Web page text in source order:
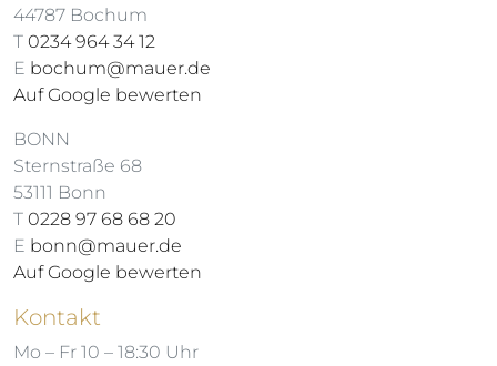
44787 Bochum
T 0234 964 34 12
E bochum@mauer.de
Auf Google bewerten
BONN
Sternstraße 68
53111 Bonn
T 0228 97 68 68 20
E bonn@mauer.de
Auf Google bewerten
Kontakt
Mo – Fr 10 – 18:30 Uhr